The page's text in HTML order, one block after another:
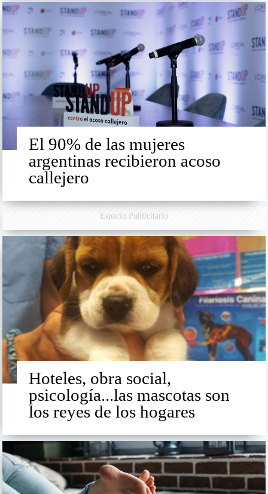
El 90% de las mujeres
argentinas recibieron acoso
callejero
Espacio Publicitario
Hoteles, obra social,
psicología...las mascotas son
los reyes de los hogares